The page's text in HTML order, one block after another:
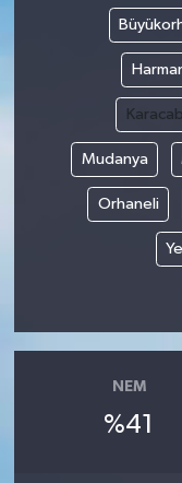
Mudanya
Orhaneli
NEM
%41